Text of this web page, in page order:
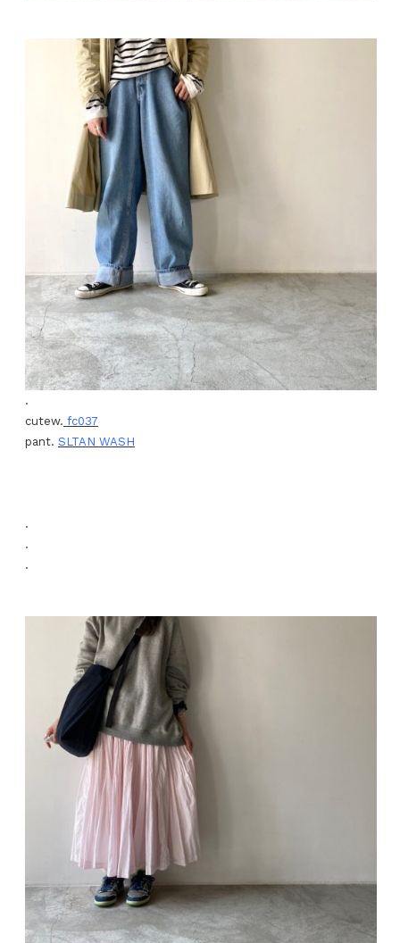
.
cutew. fc037
pant. SLTAN WASH
.
.
.